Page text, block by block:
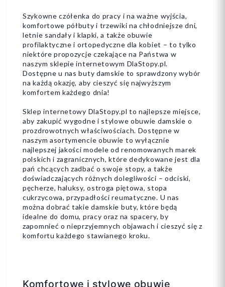
Szykowne czółenka do pracy i na ważne wyjścia,
komfortowe półbuty i trzewiki na chłodniejsze dni,
letnie sandały i klapki, a także obuwie
profilaktyczne i ortopedyczne dla kobiet – to tylko
niektóre propozycje czekające na Państwa w
naszym sklepie internetowym DlaStopy.pl.
Dostępne u nas buty damskie to sprawdzony wybór
na każdą okazję, aby cieszyć się najwyższym
komfortem każdego dnia!
Sklep internetowy DlaStopy.pl to najlepsze miejsce,
aby zakupić wygodne i stylowe obuwie damskie o
prozdrowotnych właściwościach. Dostępne w
naszym asortymencie obuwie to wyłącznie
najlepszej jakości modele od renomowanych marek
polskich i zagranicznych, które dedykowane jest dla
pań chcących zadbać o swoje stopy, a także
doświadczających różnych dolegliwości – odciski,
pęcherze, haluksy, ostroga piętowa, stopa
cukrzycowa, przypadłości reumatyczne. U nas
można dobrać takie damskie buty, które będą
idealne do domu, pracy oraz na spacery, by
zapomnieć o nieprzyjemnych objawach i cieszyć się z
komfortu każdego stawianego kroku.
Komfortowe i stylowe obuwie
Dodaj do koszyka Dodaj do koszyka